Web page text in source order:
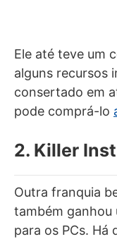
Ele até teve um
alguns recursos
consertado em
pode comprá-lo
2. Killer
Outra franquia
também
para os PCs. Há